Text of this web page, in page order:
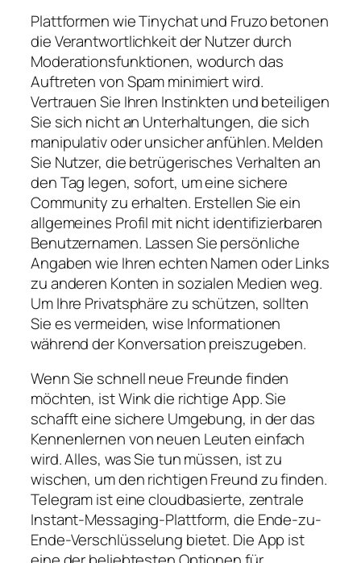
Plattformen wie Tinychat und Fruzo betonen
die Verantwortlichkeit der Nutzer durch
Moderationsfunktionen, wodurch das
Auftreten von Spam minimiert wird.
Vertrauen Sie Ihren Instinkten und beteiligen
Sie sich nicht an Unterhaltungen, die sich
manipulativ oder unsicher anfühlen. Melden
Sie Nutzer, die betrügerisches Verhalten an
den Tag legen, sofort, um eine sichere
Community zu erhalten. Erstellen Sie ein
allgemeines Profil mit nicht identifizierbaren
Benutzernamen. Lassen Sie persönliche
Angaben wie Ihren echten Namen oder Links
zu anderen Konten in sozialen Medien weg.
Um Ihre Privatsphäre zu schützen, sollten
Sie es vermeiden, wise Informationen
während der Konversation preiszugeben.
Wenn Sie schnell neue Freunde finden
möchten, ist Wink die richtige App. Sie
schafft eine sichere Umgebung, in der das
Kennenlernen von neuen Leuten einfach
wird. Alles, was Sie tun müssen, ist zu
wischen, um den richtigen Freund zu finden.
Telegram ist eine cloudbasierte, zentrale
Instant-Messaging-Plattform, die Ende-zu-
Ende-Verschlüsselung bietet. Die App ist